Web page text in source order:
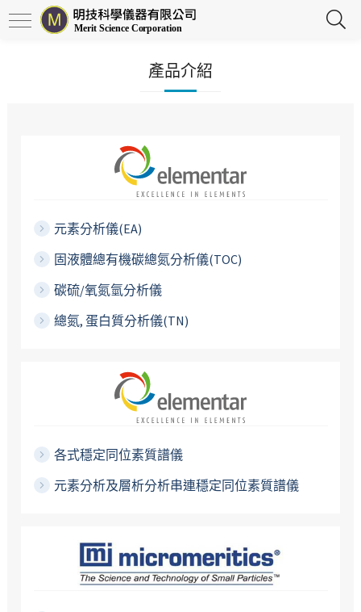
產品介紹
元素分析儀(EA)
固液體總有機碳總氮分析儀(TOC)
碳硫/氧氮氫分析儀
總氮, 蛋白質分析儀(TN)
各式穩定同位素質譜儀
元素分析及層析分析串連穩定同位素質譜儀